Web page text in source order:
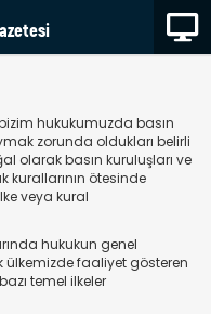
hukukumuzda basın
zorunda oldukları belirli
olarak basın kuruluşları ve
kurallarının ötesinde
veya kural
hukukun genel
faaliyet gösteren
temel ilkeler